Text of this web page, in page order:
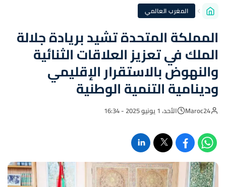
المغرب العالمي
المملكة المتحدة تشيد بريادة جلالة
الملك في تعزيز العلاقات الثنائية
والنهوض بالاستقرار الإقليمي
ودينامية التنمية الوطنية
Maroc24 الأحد، 1 يونيو 2025 - 16:34